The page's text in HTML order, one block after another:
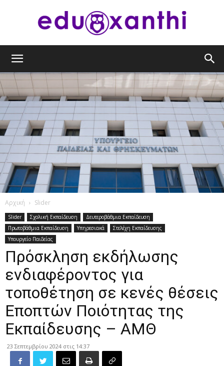
Αρχική Slider
Slider Σχολική Εκπαίδευση
Δευτεροβάθμια Εκπαίδευση
Πρωτοβάθμια Εκπαίδευση
Υπηρεσιακά
Στελέχη Εκπαίδευσης
Υπουργείο Παιδείας
Πρόσκληση εκδήλωσης
ενδιαφέροντος για
τοποθέτηση σε κενές θέσεις
Εποπτών Ποιότητας της
Εκπαίδευσης – ΑΜΘ
23 Σεπτεμβρίου 2024 στις 14:37